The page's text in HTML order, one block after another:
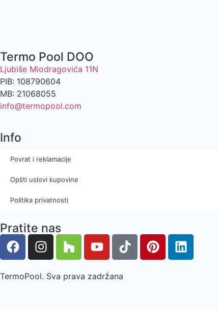
Termo Pool DOO
Ljubiše Miodragovića 11N
PIB: 108790604
MB: 21068055
info@termopool.com
Info
Povrat i reklamacije
Opšti uslovi kupovine
Politika privatnosti
Pratite nas
TermoPool. Sva prava zadržana